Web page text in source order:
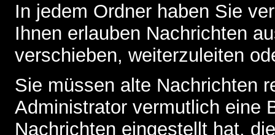
In jedem Ordner haben Sie
Ihnen erlauben Nachrichten
verschieben, weiterzuleiten
Sie müssen alte Nachrichten
Administrator vermutlich eine
Nachrichten eingestellt hat,